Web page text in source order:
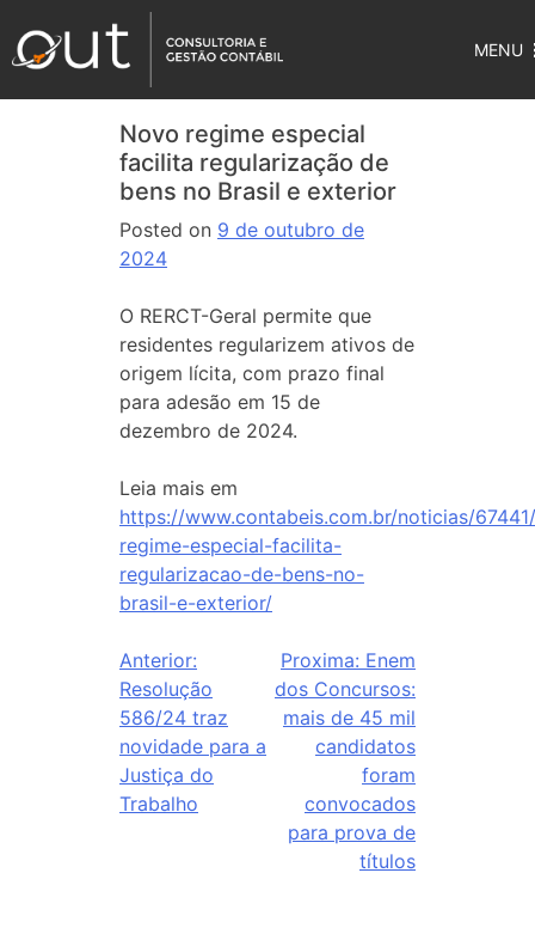
MENU
Novo regime especial
facilita regularização de
bens no Brasil e exterior
Posted on 9 de outubro de
2024
O RERCT-Geral permite que
residentes regularizem ativos de
origem lícita, com prazo final
para adesão em 15 de
dezembro de 2024.
Leia mais em
https://www.contabeis.com.br/noticias/
regime-especial-facilita-
regularizacao-de-bens-no-
brasil-e-exterior/
Anterior:
Resolução
586/24 traz
novidade para a
Justiça do
Trabalho
Proxima: Enem
dos Concursos:
mais de 45 mil
candidatos
foram
convocados
para prova de
títulos